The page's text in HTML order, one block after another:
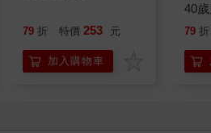
79 折 特價 253 元
加入購物車
40
就
79 折